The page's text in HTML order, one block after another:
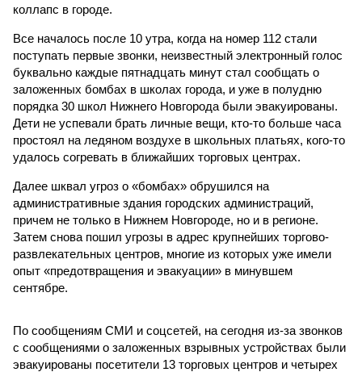
коллапс в городе.
Все началось после 10 утра, когда на номер 112 стали
поступать первые звонки, неизвестный электронный голос
буквально каждые пятнадцать минут стал сообщать о
заложенных бомбах в школах города, и уже в полудню
порядка 30 школ Нижнего Новгорода были эвакуированы.
Дети не успевали брать личные вещи, кто-то больше часа
простоял на ледяном воздухе в школьных платьях, кого-то
удалось согревать в ближайших торговых центрах.
Далее шквал угроз о «бомбах» обрушился на
административные здания городских администраций,
причем не только в Нижнем Новгороде, но и в регионе.
Затем снова пошил угрозы в адрес крупнейших торгово-
развлекательных центров, многие из которых уже имели
опыт «предотвращения и эвакуации» в минувшем
сентябре.
По сообщениям СМИ и соцсетей, на сегодня из-за звонков
с сообщениями о заложенных взрывных устройствах были
эвакуированы посетители 13 торговых центров и четырех